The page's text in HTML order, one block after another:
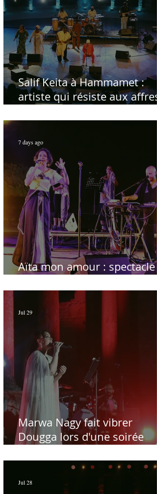
Salif Keita à Hammamet :
artiste qui résiste aux affres
Aïta mon amour : spectacle
7 days ago
Marwa Nagy fait vibrer
Dougga lors d'une soirée
Hamdi - Par Sofien Manaï
Jul 29
Jul 28